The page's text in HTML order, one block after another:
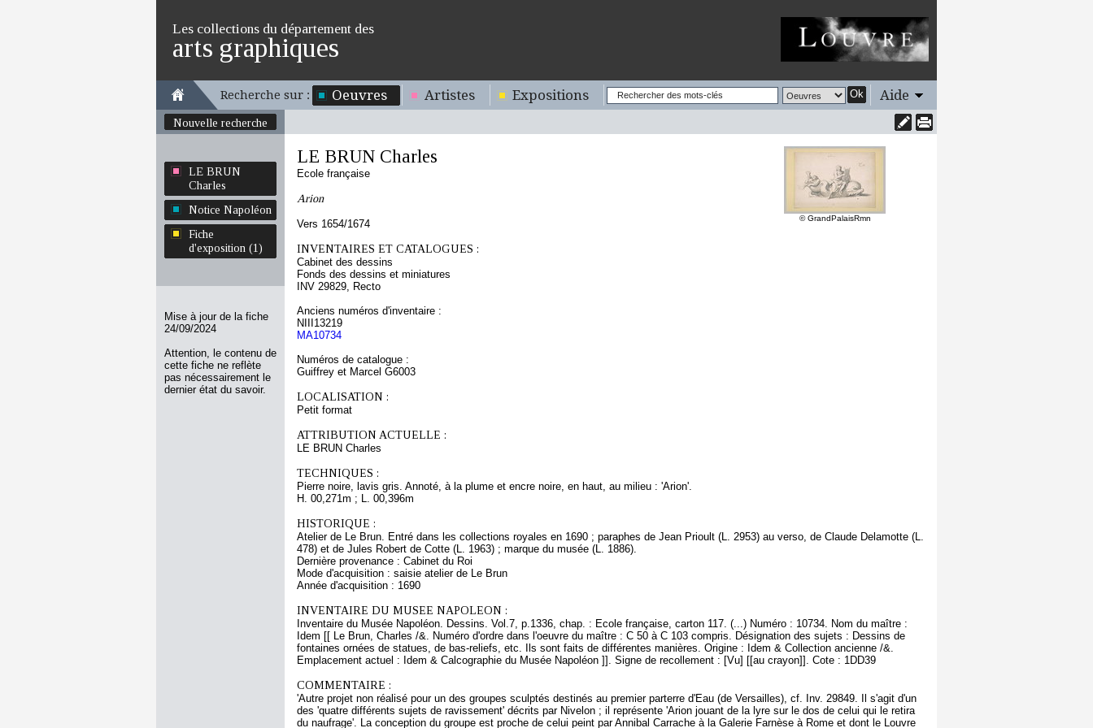
Les collections du département des
arts graphiques
Recherche sur : Oeuvres Artistes Expositions Ok Aide
Nouvelle recherche
LE BRUN
Charles
Notice Napoléon
Fiche
d'exposition (1)
Mise à jour de la fiche
24/09/2024
Attention, le contenu de
cette fiche ne reflète
pas nécessairement le
dernier état du savoir.
© GrandPalaisRmn
LE BRUN Charles
Ecole française
Arion
Vers 1654/1674
INVENTAIRES ET CATALOGUES :
Cabinet des dessins
Fonds des dessins et miniatures
INV 29829, Recto
Anciens numéros d'inventaire :
NIII13219
MA10734
Numéros de catalogue :
Guiffrey et Marcel G6003
LOCALISATION :
Petit format
ATTRIBUTION ACTUELLE :
LE BRUN Charles
TECHNIQUES :
Pierre noire, lavis gris. Annoté, à la plume et encre noire, en haut, au milieu : 'Arion'.
H. 00,271m ; L. 00,396m
HISTORIQUE :
Atelier de Le Brun. Entré dans les collections royales en 1690 ; paraphes de Jean Prioult (L. 2953) au verso, de Claude Delamotte (L.
478) et de Jules Robert de Cotte (L. 1963) ; marque du musée (L. 1886).
Dernière provenance : Cabinet du Roi
Mode d'acquisition : saisie atelier de Le Brun
Année d'acquisition : 1690
INVENTAIRE DU MUSEE NAPOLEON :
Inventaire du Musée Napoléon. Dessins. Vol.7, p.1336, chap. : Ecole française, carton 117. (...) Numéro : 10734. Nom du maître :
Idem [[ Le Brun, Charles /&. Numéro d'ordre dans l'oeuvre du maître : C 50 à C 103 compris. Désignation des sujets : Dessins de
fontaines ornées de statues, de bas-reliefs, etc. Ils sont faits de différentes manières. Origine : Idem & Collection ancienne /&.
Emplacement actuel : Idem & Calcographie du Musée Napoléon ]]. Signe de recollement : [Vu] [[au crayon]]. Cote : 1DD39
COMMENTAIRE :
'Autre projet non réalisé pour un des groupes sculptés destinés au premier parterre d'Eau (de Versailles), cf. Inv. 29849. Il s'agit d'un
des 'quatre différents sujets de ravissement' décrits par Nivelon ; il représente 'Arion jouant de la lyre sur le dos de celui qui le retira
du naufrage'. La conception du groupe est proche de celui peint par Annibal Carrache à la Galerie Farnèse à Rome et dont le Louvre